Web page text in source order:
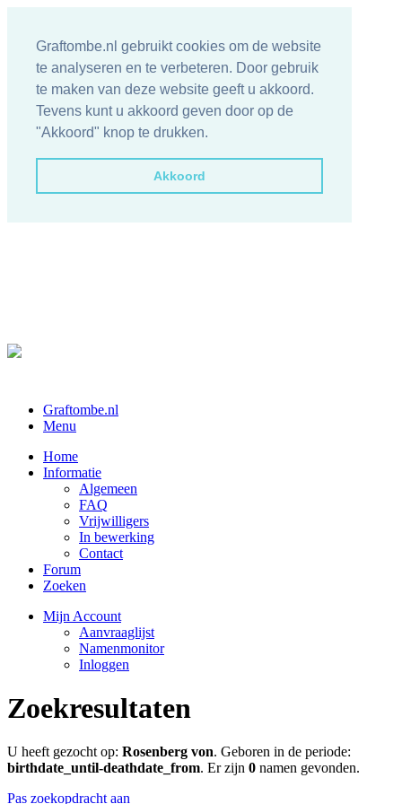
Graftombe.nl gebruikt cookies om de website
te analyseren en te verbeteren. Door gebruik
te maken van deze website geeft u akkoord.
Tevens kunt u akkoord geven door op de
"Akkoord" knop te drukken.
Akkoord
Graftombe.nl
Menu
Home
Informatie
Algemeen
FAQ
Vrijwilligers
In bewerking
Contact
Forum
Zoeken
Mijn Account
Aanvraaglijst
Namenmonitor
Inloggen
Zoekresultaten
U heeft gezocht op: Rosenberg von. Geboren in de periode:
birthdate_until-deathdate_from. Er zijn 0 namen gevonden.
Pas zoekopdracht aan